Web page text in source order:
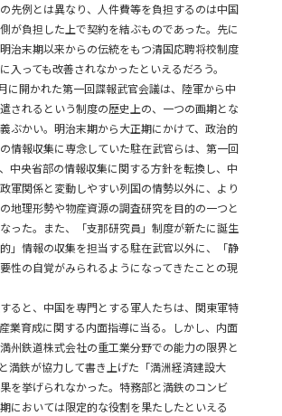
先例とは異なり、人件費等を負担するのは中国
が負担した上で契約を結ぶものであった。先に
治末期以来からの伝統をもつ清国応聘将校制度
入っても改善されなかったといえるだろう。
に開かれた第一回諜報武官会議は、陸軍から中
されるという制度の歴史上の、一つの画期とな
ぶかい。明治末期から大正期にかけて、政治的
情報収集に専念していた駐在武官らは、第一回
中央省部の情報収集に関する方針を転換し、中
軍関係と変動しやすい列国の情勢以外に、より
の地理形勢や物産資源の調査研究を目的の一つと
った。また、「支那研究員」制度が新たに誕生
」情報の収集を担当する駐在武官以外に、「静
性の自覚がみられるようになってきたことの現
すると、中国を専門とする軍人たちは、関東軍特
業育成に関する内面指導に当る。しかし、内面
州鉄道株式会社の重工業分野での能力の限界と
満鉄が協力して書き上げた「満洲経済建設大
を挙げられなかった。特務部と満鉄のコンビ
においては限定的な役割を果たしたといえる